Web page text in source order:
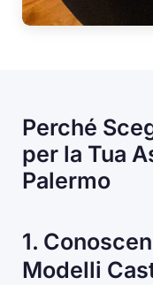
Perché
per la Tua
Palermo
1.
Modelli